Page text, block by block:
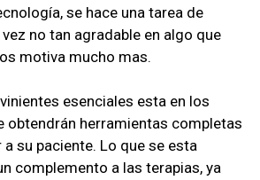
se hace una tarea de
no tan agradable en algo que
motiva mucho mas.
esenciales esta en los
obtendrán herramientas completas
a su paciente. Lo que se esta
complemento a las terapias, ya